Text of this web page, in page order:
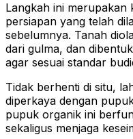
Langkah ini merupakan
persiapan yang telah
sebelumnya. Tanah
dari gulma, dan
agar sesuai standar
Tidak berhenti di situ,
diperkaya dengan
pupuk organik ini
sekaligus menjaga